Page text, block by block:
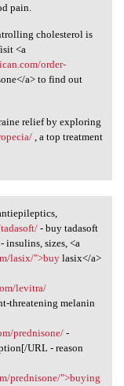
pain.
cholesterol is
<a
order-
a> to find out
relief by exploring
, a top treatment
- buy tadasoft
sizes, <a
lasix/">buylasix</a>
levitra/
threatening melanin
prednisone/-
URL - reason
prednisone/">buying